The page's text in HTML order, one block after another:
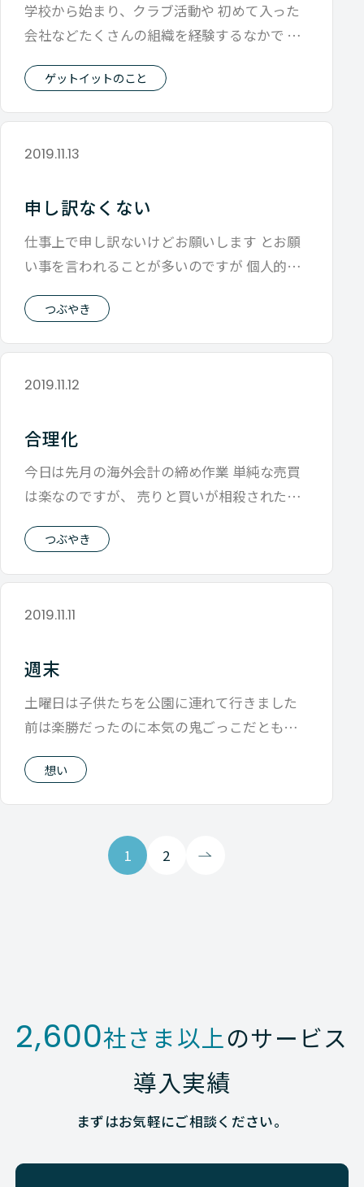
学校から始まり、クラブ活動や 初めて入った
会社などたくさんの組織を経験するなかで い
ゲットイットのこと
2019.11.13
申し訳なくない
仕事上で申し訳ないけどお願いします とお願
い事を言われることが多いのですが 個人的に
つぶやき
2019.11.12
合理化
今日は先月の海外会計の締め作業 単純な売買
は楽なのですが、 売りと買いが相殺されたり
つぶやき
2019.11.11
週末
土曜日は子供たちを公園に連れて行きました
前は楽勝だったのに本気の鬼ごっこだともは
想い
1 2
2,600社さま以上のサービス
導入実績
まずはお気軽にご相談ください。